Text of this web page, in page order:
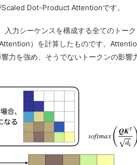
Dot-Product Attentionです。
力シーケンスを構成する全てのトー
）を計算したものです。
力を強め、そうでないトークンの影